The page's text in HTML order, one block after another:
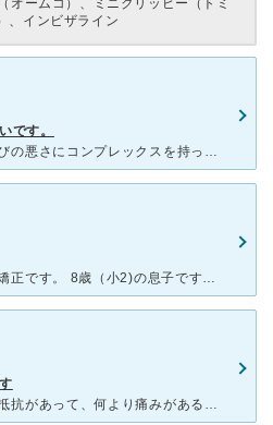
オームコ）、ミニクリッピー（トミ
、インビザライン
です。
[症状・来院理由] 昔から歯並びの悪さにコンプレックスを持っていましたが、ようやく治療を始められるだけの費用が用意できたので、矯正をお願いすることになりました。クリニック選びにあたっては、日本矯正歯
[症状・来院理由] 息子の歯列矯正です。 8歳（小2)の息子です。 4か月ほど前から通っています。 院長がすべて担当して下さるので安心です。 [医師の診断・治療法] マウスピース矯正を勧め
[症状・来院理由] 私は矯正に抵抗があって、何より痛みがあるということがとても気になっていました。ここのデーモンシステムは評判が良かったので、少し試してみようと思って通いはじめたのがきっかけです。